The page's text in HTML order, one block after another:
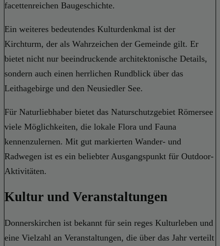
facettenreichen Baugeschichte.
Ein weiteres bedeutendes Kulturdenkmal ist der
Kirchturm, der als Wahrzeichen der Gemeinde gilt. Er
bietet nicht nur beeindruckende architektonische Details,
sondern auch einen herrlichen Rundblick über das
Leithagebirge und den Neusiedler See.
Für Naturliebhaber bietet das Naturschutzgebiet Römersee
viele Möglichkeiten, die lokale Flora und Fauna
kennenzulernen. Mit gut markierten Wander- und
Radwegen ist es ein beliebter Ausgangspunkt für Outdoor-
Aktivitäten.
Kultur und Veranstaltungen
Donnerskirchen ist bekannt für sein reges Kulturleben und
eine Vielzahl an Veranstaltungen, die über das Jahr verteilt